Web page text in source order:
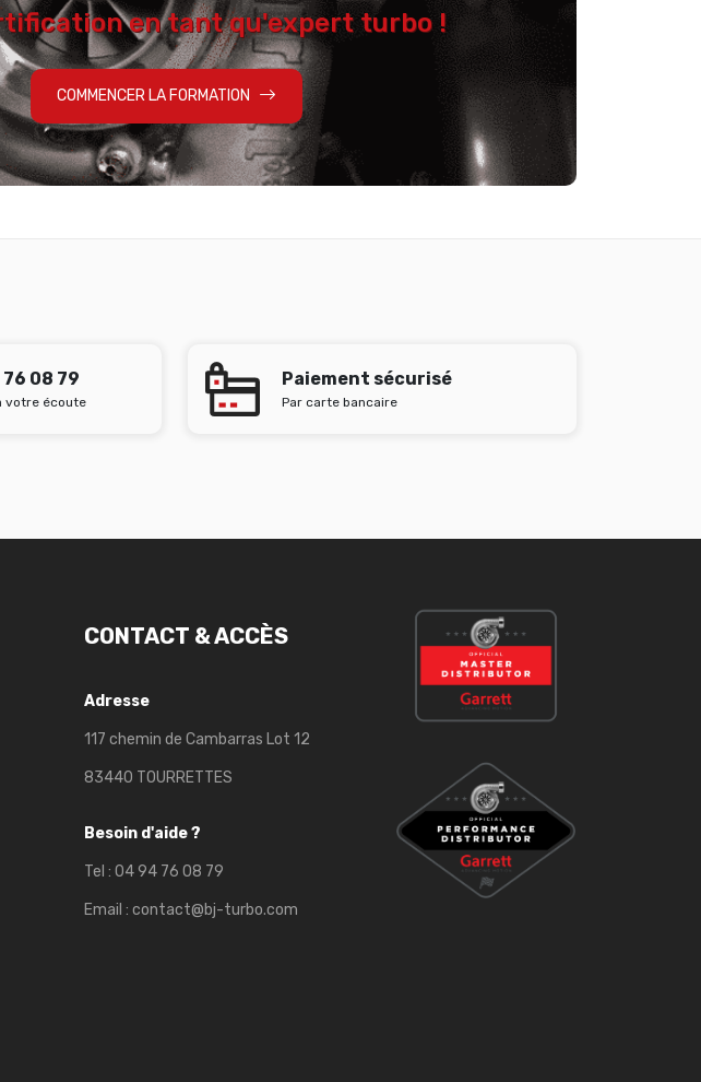
en tant qu'expert turbo !
COMMENCER LA FORMATION
08 79
votre écoute
Paiement sécurisé
Par carte bancaire
CONTACT & ACCÈS
Adresse
117 chemin de Cambarras Lot 12
83440 TOURRETTES
Besoin d'aide ?
Tel : 04 94 76 08 79
Email : contact@bj-turbo.com